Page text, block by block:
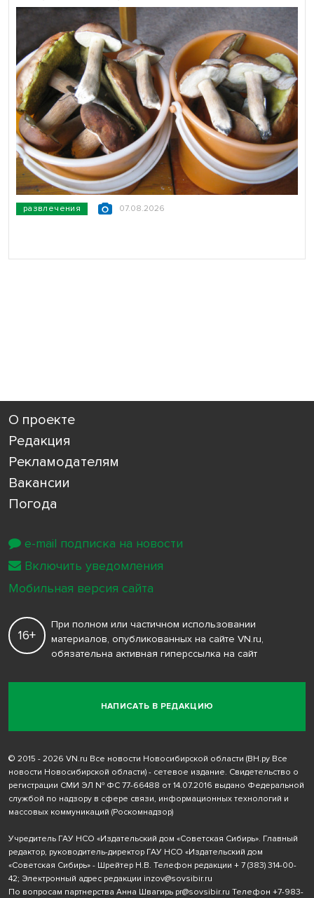
развлечения 07.08.2026
О проекте
Редакция
Рекламодателям
Вакансии
Погода
НАПИСАТЬ В РЕДАКЦИЮ
16+
При полном или частичном использовании
материалов, опубликованных на сайте VN.ru,
обязательна активная гиперссылка на сайт
© 2015 - 2026 VN.ru Все новости Новосибирской области (ВН.ру Все
новости Новосибирской области) - сетевое издание. Свидетельство о
регистрации СМИ ЭЛ № ФС 77-66488 от 14.07.2016 выдано Федеральной
службой по надзору в сфере связи, информационных технологий и
массовых коммуникаций (Роскомнадзор)
Учредитель ГАУ НСО «Издательский дом «Советская Сибирь». Главный
редактор, руководитель-директор ГАУ НСО «Издательский дом
«Советская Сибирь» - Шрейтер Н.В. Телефон редакции + 7 (383) 314-00-
42; Электронный адрес редакции inzov@sovsibir.ru
По вопросам партнерства Анна Швагирь pr@sovsibir.ru Телефон +7-983-
e-mail подписка на новости
Включить уведомления
Мобильная версия сайта